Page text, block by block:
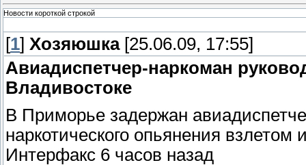
Новости короткой строкой
[1] Хозяюшка[25.06.09, 17:55]
Авиадиспетчер-наркоман
Владивостоке
В Приморье задержан
наркотического опьянения взлетом
Интерфакс 6 часов назад